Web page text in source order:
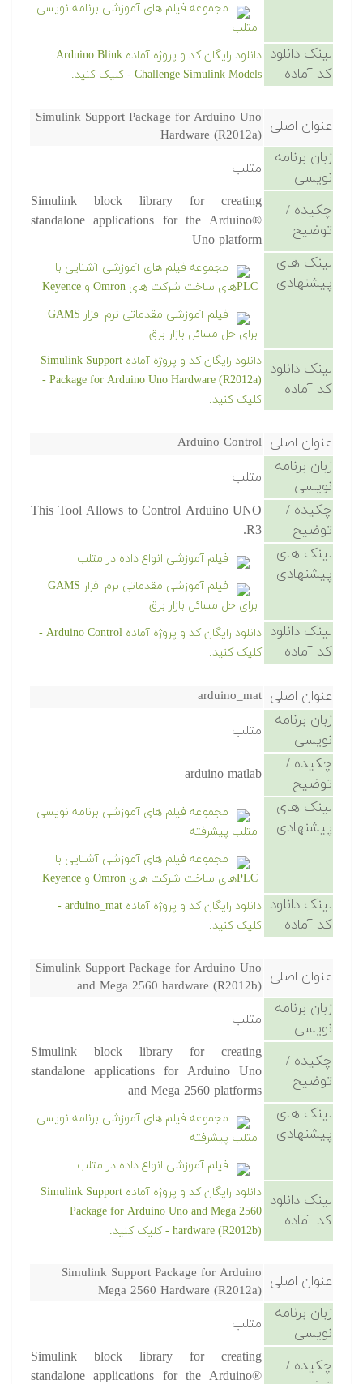
مجموعه فیلم های آموزشی برنامه نویسی
متلب
لینک دانلود
کد آماده
دانلود رایگان کد و پروژه آماده Arduino Blink
Challenge Simulink Models - کلیک کنید.
عنوان اصلی Simulink Support Package for Arduino Uno
Hardware (R2012a)
زبان برنامه
نویسی
متلب
چکیده /
توضیح
Simulink block library for creating
standalone applications for the Arduino®
Uno platform
لینک های
پیشنهادی
مجموعه فیلم های آموزشی آشنایی با
PLCهای ساخت شرکت های Omron و Keyence
فیلم آموزشی مقدماتی نرم افزار GAMS
برای حل مسائل بازار برق
لینک دانلود
کد آماده
دانلود رایگان کد و پروژه آماده Simulink Support
Package for Arduino Uno Hardware (R2012a) -
کلیک کنید.
عنوان اصلی Arduino Control
زبان برنامه
نویسی
متلب
چکیده /
توضیح
This Tool Allows to Control Arduino UNO
R3.
لینک های
پیشنهادی
فیلم آموزشی انواع داده در متلب
فیلم آموزشی مقدماتی نرم افزار GAMS
برای حل مسائل بازار برق
لینک دانلود
کد آماده
دانلود رایگان کد و پروژه آماده Arduino Control -
کلیک کنید.
عنوان اصلی arduino_mat
زبان برنامه
نویسی
متلب
چکیده /
توضیح
arduino matlab
لینک های
پیشنهادی
مجموعه فیلم های آموزشی برنامه نویسی
متلب پیشرفته
مجموعه فیلم های آموزشی آشنایی با
PLCهای ساخت شرکت های Omron و Keyence
لینک دانلود
کد آماده
دانلود رایگان کد و پروژه آماده arduino_mat -
کلیک کنید.
عنوان اصلی Simulink Support Package for Arduino Uno
and Mega 2560 hardware (R2012b)
زبان برنامه
نویسی
متلب
چکیده /
توضیح
Simulink block library for creating
standalone applications for Arduino Uno
and Mega 2560 platforms
لینک های
پیشنهادی
مجموعه فیلم های آموزشی برنامه نویسی
متلب پیشرفته
فیلم آموزشی انواع داده در متلب
لینک دانلود
کد آماده
دانلود رایگان کد و پروژه آماده Simulink Support
Package for Arduino Uno and Mega 2560
hardware (R2012b) - کلیک کنید.
عنوان اصلی Simulink Support Package for Arduino
Mega 2560 Hardware (R2012a)
زبان برنامه
نویسی
متلب
چکیده /
Simulink block library for creating
standalone applications for the Arduino®